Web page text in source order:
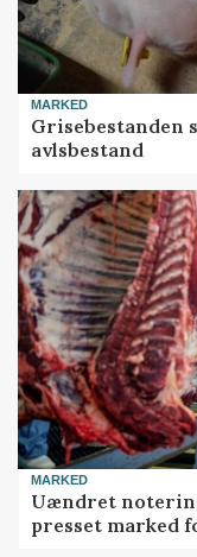
MARKED
Grisebestanden
avlsbestand
MARKED
Uændret
presset marked